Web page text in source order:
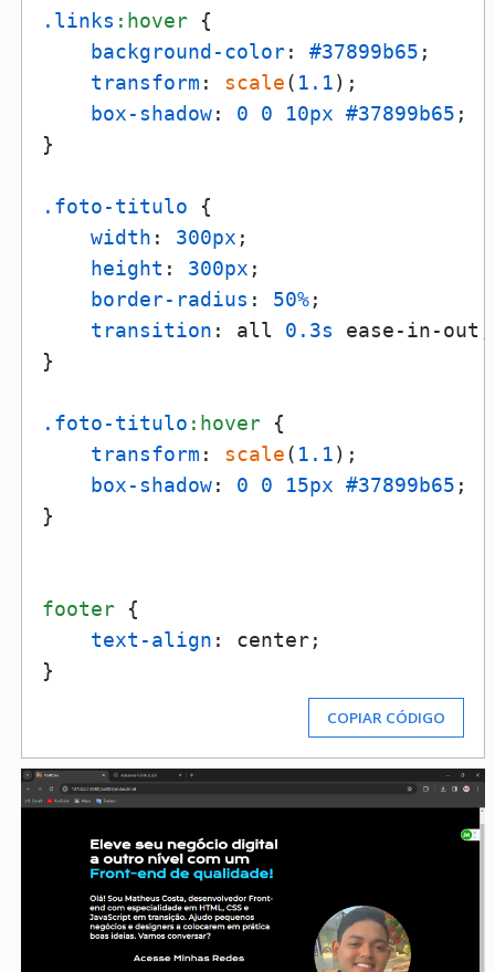
.links :hover {
background-color: #37899b65 ;
transform : scale( 1.1);
box-shadow: 0 0 10px #37899b65 ;
}
.foto-titulo {
width : 300px ;
height : 300px ;
border-radius : 50%;
transition : all 0.3s ease-in-out;
}
.foto-titulo :hover {
transform : scale( 1.1);
box-shadow: 0 0 15px #37899b65 ;
}
footer {
text-align : center;
COPIAR CÓDIGO